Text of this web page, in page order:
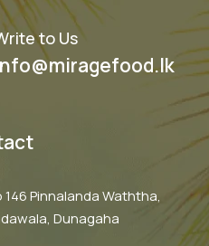
to Us
146 Pinnalanda Waththa,
Dunagaha